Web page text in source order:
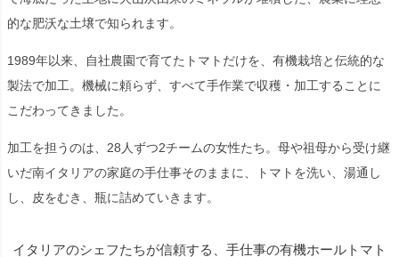
的な肥沃な土壌で知られます。
1989年以来、自社農園で育てたトマトだけを、有機栽培と伝統的な
製法で加工。機械に頼らず、すべて手作業で収穫・加工することに
こだわってきました。
加工を担うのは、28人ずつ2チームの女性たち。母や祖母から受け継
いだ南イタリアの家庭の手仕事そのままに、トマトを洗い、湯通し
し、皮をむき、瓶に詰めていきます。
イタリアのシェフたちが信頼する、手仕事の有機ホールトマト